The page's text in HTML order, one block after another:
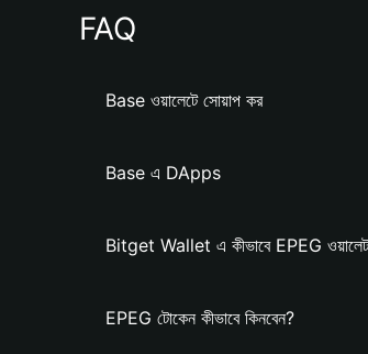
FAQ
Base ওয়ালেটে সোয়াপ কর
Base এ DApps
Bitget Wallet এ কীভাবে EPEG ওয়ালেট
EPEG টোকেন কীভাবে কিনবেন?